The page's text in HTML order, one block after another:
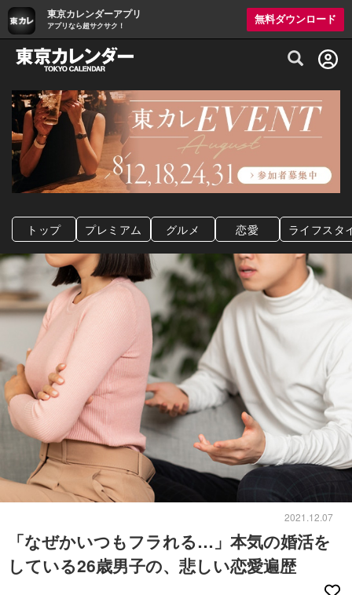
東京カレンダーアプリ
アプリなら超サクサク！
無料ダウンロード
グルメ情報・プレミアムレストラン予約
トップ プレミアム グルメ 恋愛 ライフスタ
2021.12.07
「なぜかいつもフラれる…」本気の婚活を
している26歳男子の、悲しい恋愛遍歴